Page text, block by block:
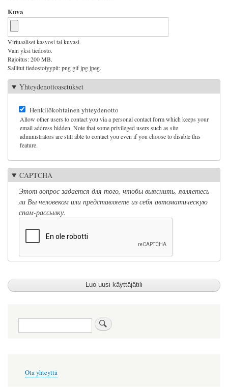
Kuva
Virtuaaliset kasvosi tai kuvasi.
Vain yksi tiedosto.
Rajoitus: 200 MB.
Sallitut tiedostotyypit: png gif jpg jpeg.
Yhteydenottoasetukset
Henkilökohtainen yhteydenotto
Allow other users to contact you via a personal contact form which keeps your
email address hidden. Note that some privileged users such as site
administrators are still able to contact you even if you choose to disable this
feature.
CAPTCHA
Этот вопрос задается для того, чтобы выяснить, являетесь
ли Вы человеком или представляете из себя автоматическую
спам-рассылку.
Etsi
valikko
Ota yhteyttä